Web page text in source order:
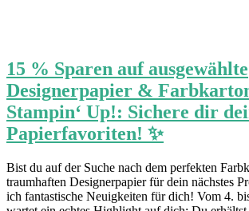
15 % Sparen auf ausgewählte
Designerpapier &
Stampin‘ Up!: Sichere dir
Papierfavoriten! ✨
Bist du auf der Suche nach dem perfekten
traumhaften Designerpapier für dein nächstes
ich fantastische Neuigkeiten für dich! Vom 4.